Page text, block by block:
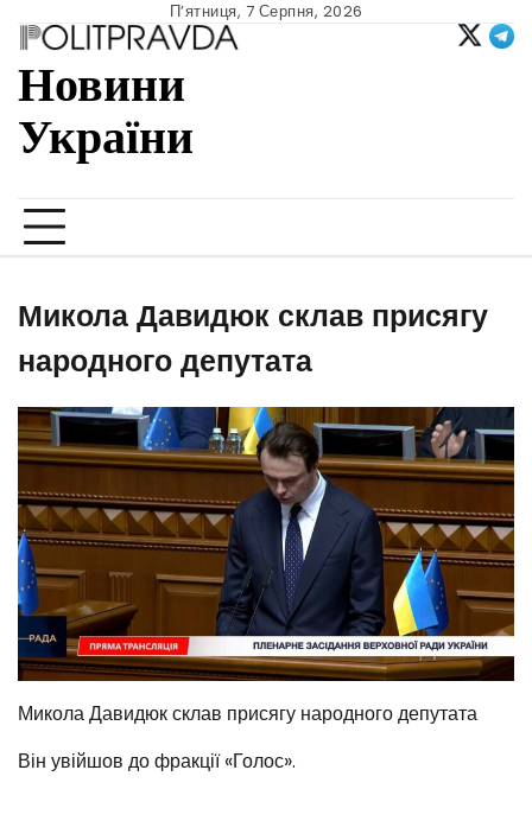
content
П’ятниця, 7 Серпня, 2026
Новини
України
Микола Давидюк склав присягу
народного депутата
Микола Давидюк склав присягу народного депутата
Він увійшов до фракції «Голос».